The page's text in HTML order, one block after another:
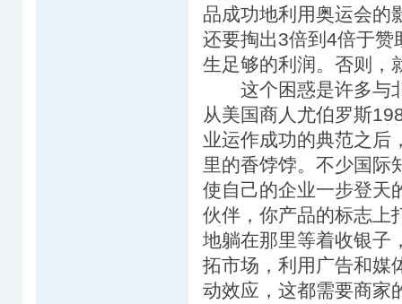
品成功地利用奥运会的
还要掏出3倍到4倍于赞
生足够的利润。否则，
这个困惑是许多与北
从美国商人尤伯罗斯
业运作成功的典范之后
里的香饽饽。不少国际
使自己的企业一步登天
伙伴，你产品的标志上
地躺在那里等着收银子
拓市场，利用广告和媒
动效应，这都需要商家